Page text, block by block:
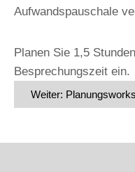
Aufwandspauschale
Planen Sie 1,5
Besprechungszeit ein.
Weiter: